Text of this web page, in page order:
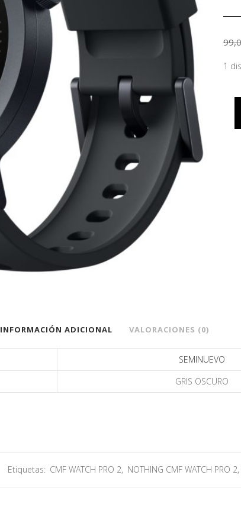
1
INFORMACIÓN ADICIONAL VALORACIONES (0)
SEMINUEVO
GRIS OSCURO
Etiquetas: CMF WATCH PRO 2, NOTHING CMF WATCH PRO 2,